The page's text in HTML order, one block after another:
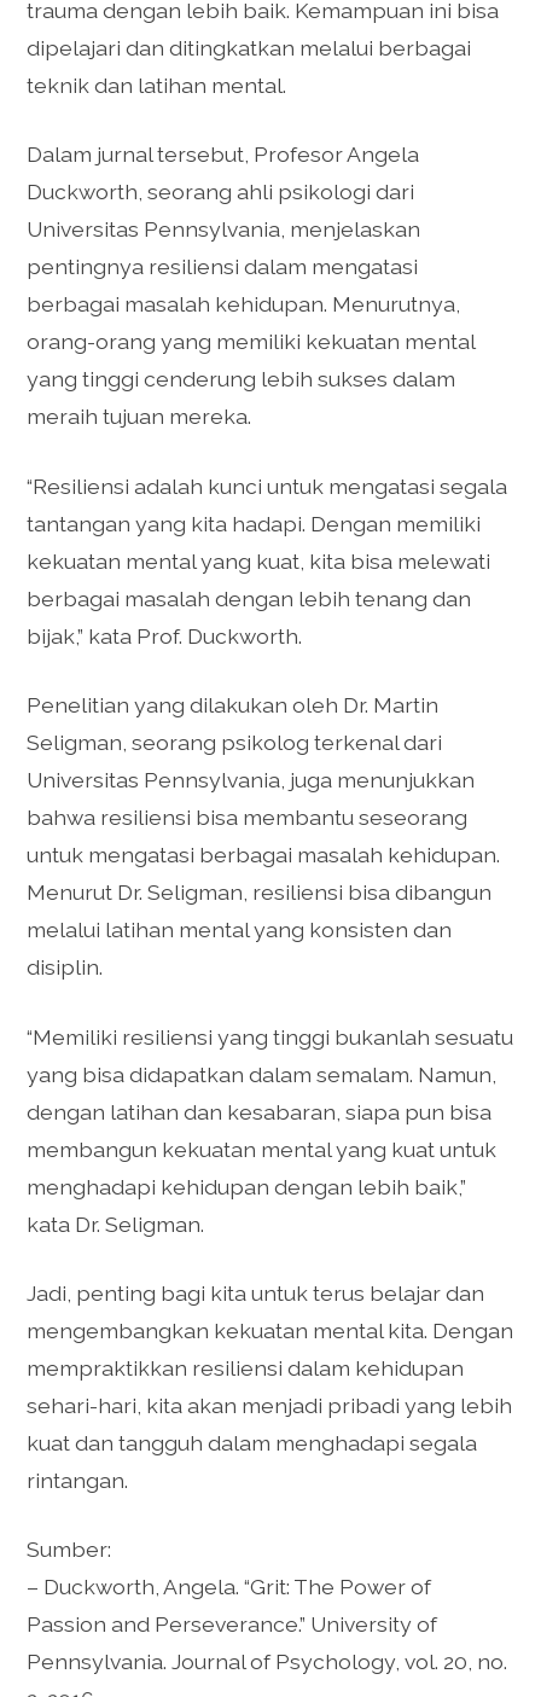
trauma dengan lebih baik. Kemampuan ini bisa
dipelajari dan ditingkatkan melalui berbagai
teknik dan latihan mental.
Dalam jurnal tersebut, Profesor Angela
Duckworth, seorang ahli psikologi dari
Universitas Pennsylvania, menjelaskan
pentingnya resiliensi dalam mengatasi
berbagai masalah kehidupan. Menurutnya,
orang-orang yang memiliki kekuatan mental
yang tinggi cenderung lebih sukses dalam
meraih tujuan mereka.
“Resiliensi adalah kunci untuk mengatasi segala
tantangan yang kita hadapi. Dengan memiliki
kekuatan mental yang kuat, kita bisa melewati
berbagai masalah dengan lebih tenang dan
bijak,” kata Prof. Duckworth.
Penelitian yang dilakukan oleh Dr. Martin
Seligman, seorang psikolog terkenal dari
Universitas Pennsylvania, juga menunjukkan
bahwa resiliensi bisa membantu seseorang
untuk mengatasi berbagai masalah kehidupan.
Menurut Dr. Seligman, resiliensi bisa dibangun
melalui latihan mental yang konsisten dan
disiplin.
“Memiliki resiliensi yang tinggi bukanlah sesuatu
yang bisa didapatkan dalam semalam. Namun,
dengan latihan dan kesabaran, siapa pun bisa
membangun kekuatan mental yang kuat untuk
menghadapi kehidupan dengan lebih baik,”
kata Dr. Seligman.
Jadi, penting bagi kita untuk terus belajar dan
mengembangkan kekuatan mental kita. Dengan
mempraktikkan resiliensi dalam kehidupan
sehari-hari, kita akan menjadi pribadi yang lebih
kuat dan tangguh dalam menghadapi segala
rintangan.
Sumber:
– Duckworth, Angela. “Grit: The Power of
Passion and Perseverance.” University of
Pennsylvania. Journal of Psychology, vol. 20, no.